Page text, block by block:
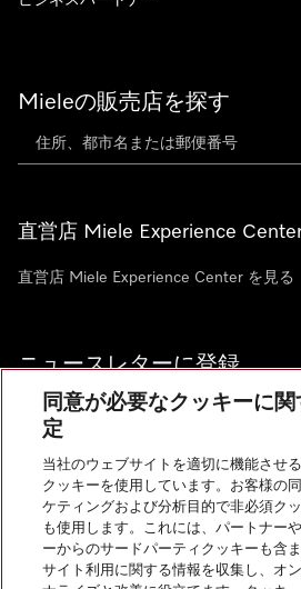
Mieleの販売店を探す
直営店 Miele Experience
直営店 Miele Experience Center を見る
ニュースレターに登録
お問い合わせ
InstagramのMiele
YoutubeのMiele
同意が必要なクッキーに
定
当社のウェブサイトを適切に機能させ
クッキーを使用しています。お客様の
ケティングおよび分析目的で非必須ク
も使用します。これには、パートナー
ーからのサードパーティクッキーも含
サイト利用に関する情報を収集し、オ